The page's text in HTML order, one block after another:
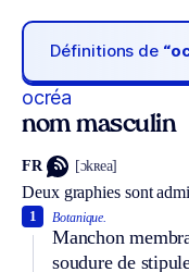
Définitions de
ocréa
nom masculin
FR [ɔkʀea]
Deux graphies sont
Botanique.
Manchon
soudure de
1